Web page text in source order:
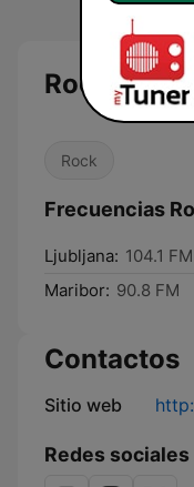
Rock Radio
Rock
Frecuencias
Ljubljana: 104.1 FM
Maribor: 90.8 FM
Contactos
Sitio web
Redes sociales